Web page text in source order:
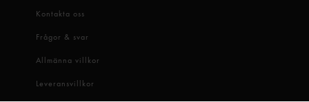
Kontakta oss
Frågor & svar
Allmänna villkor
Leveransvillkor